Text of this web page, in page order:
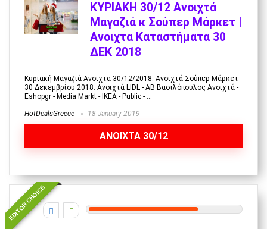
ΚΥΡΙΑΚΗ 30/12 Ανοιχτά
Μαγαζιά κ Σούπερ Μάρκετ |
Ανοιχτα Καταστήματα 30
ΔΕΚ 2018
Κυριακή Μαγαζιά Ανοιχτα 30/12/2018. Ανοιχτά Σούπερ Μάρκετ
30 Δεκεμβρίου 2018. Ανοιχτά LIDL - AB Βασιλόπουλος Ανοιχτά -
Eshopgr - Media Markt - IKEA - Public - ...
HotDealsGreece 18 January 2019
ANOIXTA 30/12
EDITOR CHOICE
7